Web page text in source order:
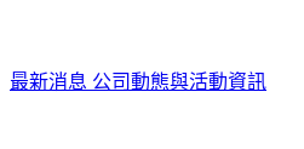
最新消息 公司動態與活動資訊